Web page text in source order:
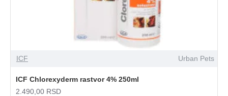
ICF Urban Pets
ICF Chlorexyderm rastvor 4% 250ml
2.490,00 RSD